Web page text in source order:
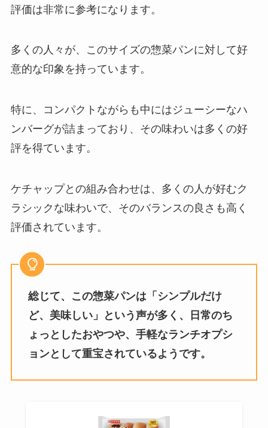
評価は非常に参考になります。
多くの人々が、このサイズの惣菜パンに対して好
意的な印象を持っています。
特に、コンパクトながらも中にはジューシーなハ
ンバーグが詰まっており、その味わいは多くの好
評を得ています。
ケチャップとの組み合わせは、多くの人が好むク
ラシックな味わいで、そのバランスの良さも高く
評価されています。
総じて、この惣菜パンは「シンプルだけ
ど、美味しい」という声が多く、日常のち
ょっとしたおやつや、手軽なランチオプシ
ョンとして重宝されているようです。